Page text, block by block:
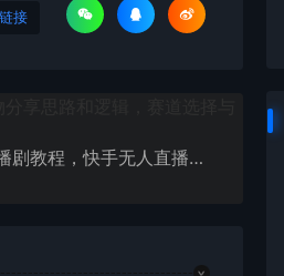
接
外面卖课3999元快手无人直播播剧教程，快手无人直播播剧版权问题